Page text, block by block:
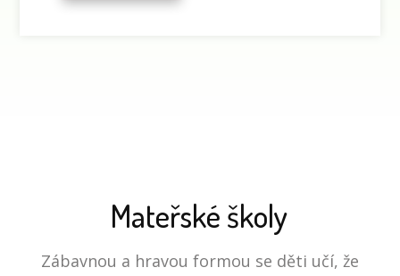
Mateřské školy
Zábavnou a hravou formou se děti učí, že